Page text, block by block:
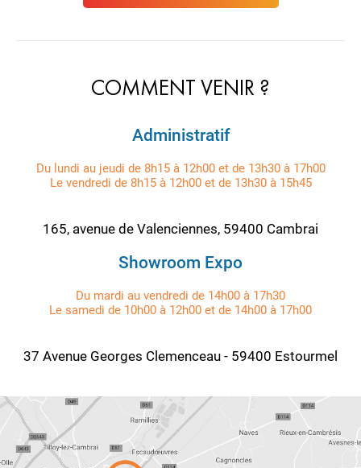
COMMENT VENIR ?
Administratif
Du lundi au jeudi de 8h15 à 12h00 et de 13h30 à 17h00
Le vendredi de 8h15 à 12h00 et de 13h30 à 15h45
165, avenue de Valenciennes, 59400 Cambrai
Showroom Expo
Du mardi au vendredi de 14h00 à 17h30
Le samedi de 10h00 à 12h00 et de 14h00 à 17h00
37 Avenue Georges Clemenceau - 59400 Estourmel